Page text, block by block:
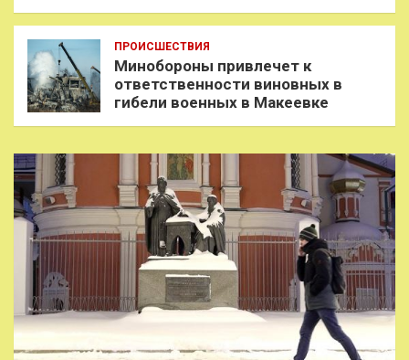
ПРОИСШЕСТВИЯ
Минобороны привлечет к
ответственности виновных в
гибели военных в Макеевке